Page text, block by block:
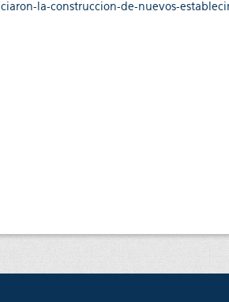
la-construccion-de-nuevos-